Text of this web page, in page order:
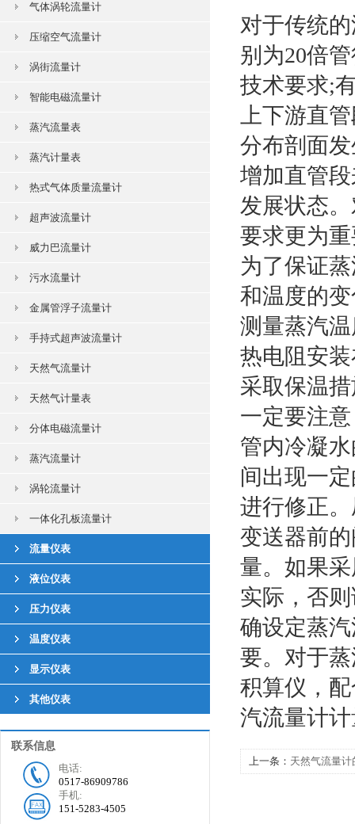
气体涡轮流量计
压缩空气流量计
涡街流量计
智能电磁流量计
蒸汽流量表
蒸汽计量表
热式气体质量流量计
超声波流量计
威力巴流量计
污水流量计
金属管浮子流量计
手持式超声波流量计
天然气流量计
天然气计量表
分体电磁流量计
蒸汽流量计
涡轮流量计
一体化孔板流量计
流量仪表
液位仪表
压力仪表
温度仪表
显示仪表
其他仪表
联系信息
电话:
0517-86909786
手机:
151-5283-4505
对于传统
别为20倍
技术要求;
上下游直
分布剖面
增加直管
发展状态
要求更为
为了保证
和温度的
测量蒸汽
热电阻安
采取保温
一定要注
管内冷凝
间出现一
进行修正
变送器前
量。如果
实际，否
确设定蒸
要。对于
积算仪，
汽流量计
上一条： 天然气流量